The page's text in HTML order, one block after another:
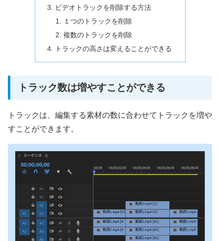
ビデオトラックを削除する方法
１つのトラックを削除
複数のトラックを削除
トラックの高さは変えることができる
トラック数は増やすことができる
トラックは、編集する素材の数に合わせてトラックを増や
すことができます。